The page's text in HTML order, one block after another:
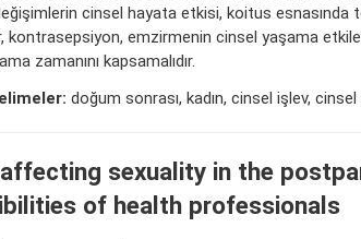
cinsel hayata etkisi, koitus esnasında
kontrasepsiyon, emzirmenin cinsel yaşama
zamanını kapsamalıdır.
doğum sonrası, kadın, cinsel işlev,
sexuality in the
of health professionals